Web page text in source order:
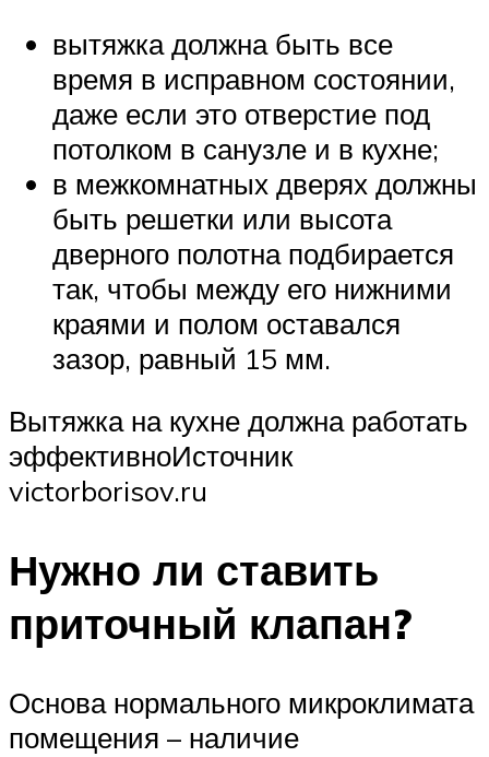
вытяжка должна быть все
время в исправном состоянии,
даже если это отверстие под
потолком в санузле и в кухне;
в межкомнатных дверях должны
быть решетки или высота
дверного полотна подбирается
так, чтобы между его нижними
краями и полом оставался
зазор, равный 15 мм.
Вытяжка на кухне должна работать
эффективноИсточник
victorborisov.ru
Нужно ли ставить
приточный клапан?
Основа нормального микроклимата
помещения – наличие